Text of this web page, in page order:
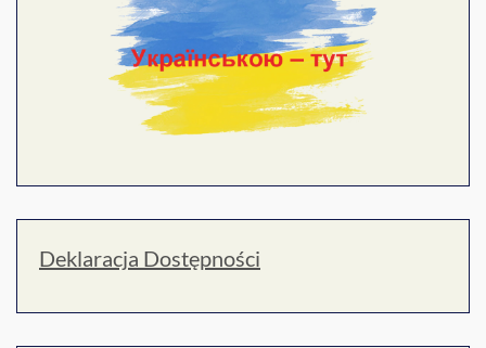
Deklaracja Dostępności